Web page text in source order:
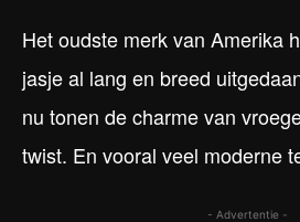
Het oudste merk van Amerika
jasje al lang en breed
nu tonen de charme van
twist. En vooral veel moderne
- Advertentie -